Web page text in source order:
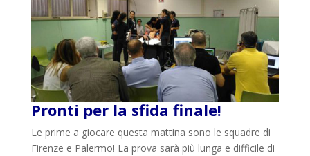
Pronti per la sfida finale!
Le prime a giocare questa mattina sono le squadre di
Firenze e Palermo! La prova sarà più lunga e difficile di